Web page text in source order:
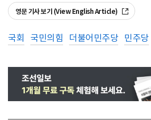
영문 기사 보기 (View English Article)
국회 국민의힘 더불어민주당 민주당